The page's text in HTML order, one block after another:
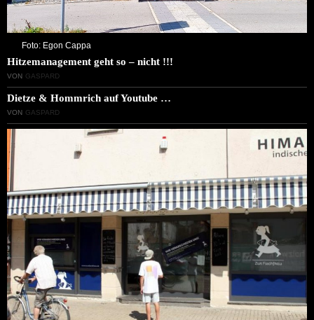
Foto: Egon Cappa
Hitzemanagement geht so – nicht !!!
VON GASPARD
Dietze & Hommrich auf Youtube …
VON GASPARD